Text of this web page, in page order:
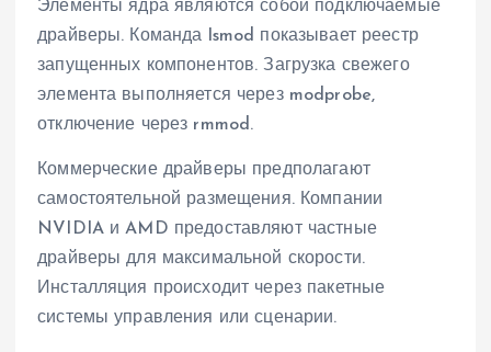
Элементы ядра являются собой подключаемые
драйверы. Команда lsmod показывает реестр
запущенных компонентов. Загрузка свежего
элемента выполняется через modprobe,
отключение через rmmod.
Коммерческие драйверы предполагают
самостоятельной размещения. Компании
NVIDIA и AMD предоставляют частные
драйверы для максимальной скорости.
Инсталляция происходит через пакетные
системы управления или сценарии.